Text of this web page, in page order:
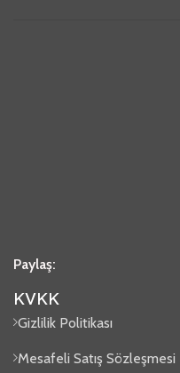
Paylaş:
KVKK
Gizlilik Politikası
Mesafeli Satış Sözleşmesi